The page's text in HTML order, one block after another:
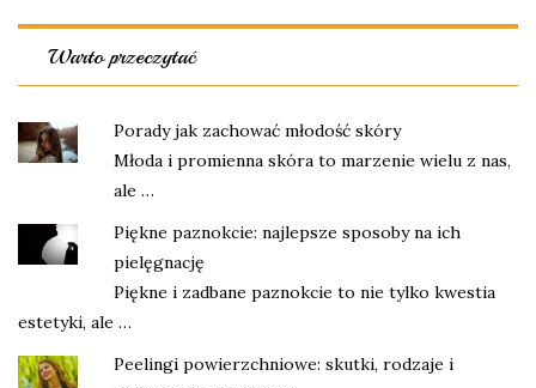
Warto przeczytać
Porady jak zachować młodość skóry
Młoda i promienna skóra to marzenie wielu z nas,
ale …
Piękne paznokcie: najlepsze sposoby na ich
pielęgnację
Piękne i zadbane paznokcie to nie tylko kwestia
estetyki, ale …
Peelingi powierzchniowe: skutki, rodzaje i